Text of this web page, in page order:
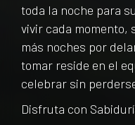
toda la noche para
vivir cada momento,
más noches por
tomar reside en el
celebrar sin
Disfruta con